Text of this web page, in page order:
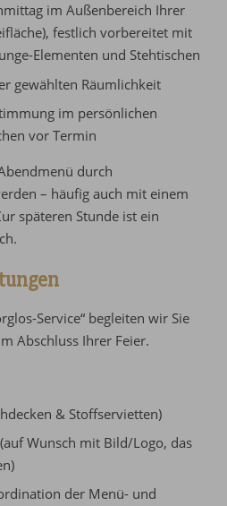
im Außenbereich Ihrer
festlich vorbereitet mit
Elementen und Stehtischen
gewählten Räumlichkeit
im persönlichen
vor Termin
durch
– häufig auch mit einem
späteren Stunde ist ein
Service“ begleiten wir Sie
Abschluss Ihrer Feier.
& Stoffservietten)
Wunsch mit Bild/Logo, das
der Menü- und